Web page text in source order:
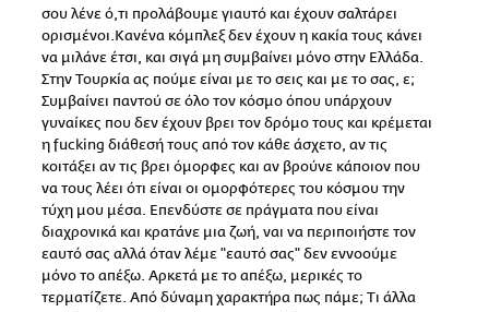
σου λένε ό,τι προλάβουμε γιαυτό και έχουν σαλτάρει
ορισμένοι.Κανένα κόμπλεξ δεν έχουν η κακία τους κάνει
να μιλάνε έτσι, και σιγά μη συμβαίνει μόνο στην Ελλάδα.
Στην Τουρκία ας πούμε είναι με το σεις και με το σας, ε;
Συμβαίνει παντού σε όλο τον κόσμο όπου υπάρχουν
γυναίκες που δεν έχουν βρει τον δρόμο τους και κρέμεται
η fucking διάθεσή τους από τον κάθε άσχετο, αν τις
κοιτάξει αν τις βρει όμορφες και αν βρούνε κάποιον που
να τους λέει ότι είναι οι ομορφότερες του κόσμου την
τύχη μου μέσα. Επενδύστε σε πράγματα που είναι
διαχρονικά και κρατάνε μια ζωή, ναι να περιποιήστε τον
εαυτό σας αλλά όταν λέμε "εαυτό σας" δεν εννοούμε
μόνο το απέξω. Αρκετά με το απέξω, μερικές το
τερματίζετε. Από δύναμη χαρακτήρα πως πάμε; Τι άλλα